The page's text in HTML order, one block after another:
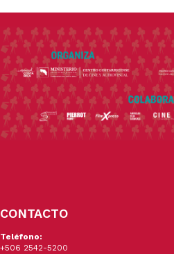
CONTACTO
Teléfono:
+506 2542-5200